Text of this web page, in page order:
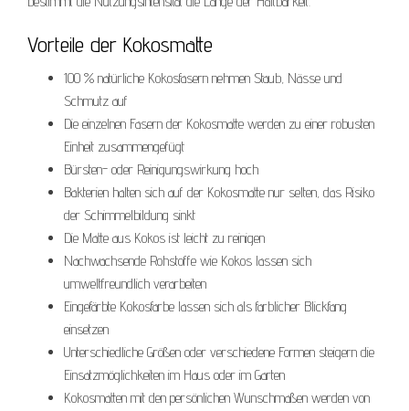
Vorteile der Kokosmatte
100 % natürliche Kokosfasern nehmen Staub, Nässe und
Schmutz auf
Die einzelnen Fasern der Kokosmatte werden zu einer robusten
Einheit zusammengefügt
Bürsten- oder Reinigungswirkung hoch
Bakterien halten sich auf der Kokosmatte nur selten, das Risiko
der Schimmelbildung sinkt
Die Matte aus Kokos ist leicht zu reinigen
Nachwachsende Rohstoffe wie Kokos lassen sich
umweltfreundlich verarbeiten
Eingefärbte Kokosfarbe lassen sich als farblicher Blickfang
einsetzen
Unterschiedliche Größen oder verschiedene Formen steigern die
Einsatzmöglichkeiten im Haus oder im Garten
Kokosmatten mit den persönlichen Wunschmaßen werden von